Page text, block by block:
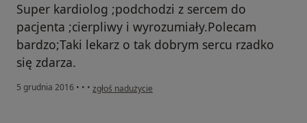
Super kardiolog ;podchodzi z sercem do
pacjenta ;cierpliwy i wyrozumiały.Polecam
bardzo;Taki lekarz o tak dobrym sercu rzadko
się zdarza.
5 grudnia 2016 • • • w opinii użytkownika Konto zostało usunięte
zgłoś nadużycie